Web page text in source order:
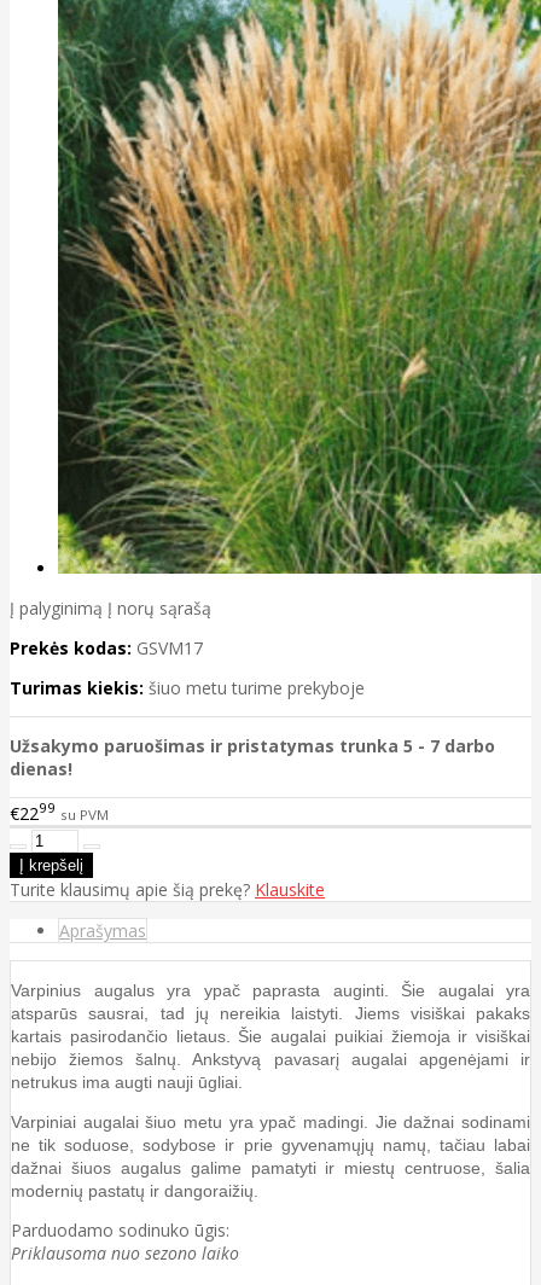
Į palyginimą Į norų sąrašą
Prekės kodas: GSVM17
Turimas kiekis: šiuo metu turime prekyboje
Užsakymo paruošimas ir pristatymas trunka 5 - 7 darbo
dienas!
€2299 su PVM
Turite klausimų apie šią prekę? Klauskite
Aprašymas
Varpinius augalus yra ypač paprasta auginti. Šie augalai yra
atsparūs sausrai, tad jų nereikia laistyti. Jiems visiškai pakaks
kartais pasirodančio lietaus. Šie augalai puikiai žiemoja ir visiškai
nebijo žiemos šalnų. Ankstyvą pavasarį augalai apgenėjami ir
netrukus ima augti nauji ūgliai.
Varpiniai augalai šiuo metu yra ypač madingi. Jie dažnai sodinami
ne tik soduose, sodybose ir prie gyvenamųjų namų, tačiau labai
dažnai šiuos augalus galime pamatyti ir miestų centruose, šalia
modernių pastatų ir dangoraižių.
Parduodamo sodinuko ūgis:
Priklausoma nuo sezono laiko